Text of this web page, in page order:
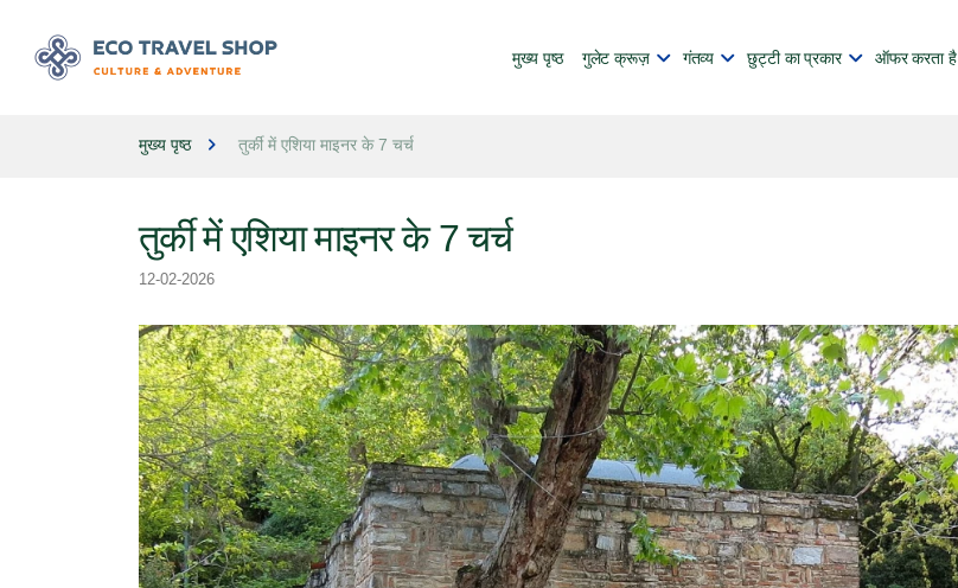
मुख्य पृष्ठ गुलेट क्रूज़ गंतव्य छुट्टी का प्रकार ऑफर करता है
मुख्य पृष्ठ तुर्की में एशिया माइनर के 7 चर्च
तुर्की में एशिया माइनर के 7 चर्च
12-02-2026